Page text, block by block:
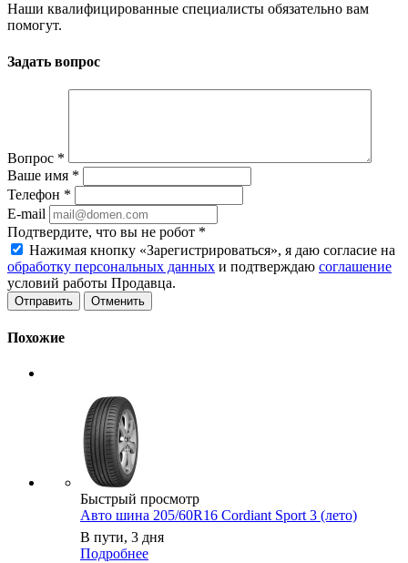
Наши квалифицированные специалисты обязательно вам
помогут.
Задать вопрос
Вопрос *
Ваше имя *
Телефон *
E-mail
Подтвердите, что вы не робот *
Нажимая кнопку «Зарегистрироваться», я даю согласие на
обработку персональных данных и подтверждаю соглашение
условий работы Продавца.
Отменить
Похожие
Быстрый просмотр
Авто шина 205/60R16 Cordiant Sport 3 (лето)
В пути, 3 дня
Подробнее